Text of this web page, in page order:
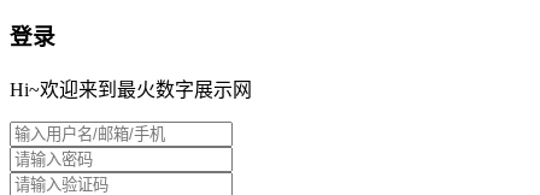
登录
Hi~欢迎来到最火数字展示网